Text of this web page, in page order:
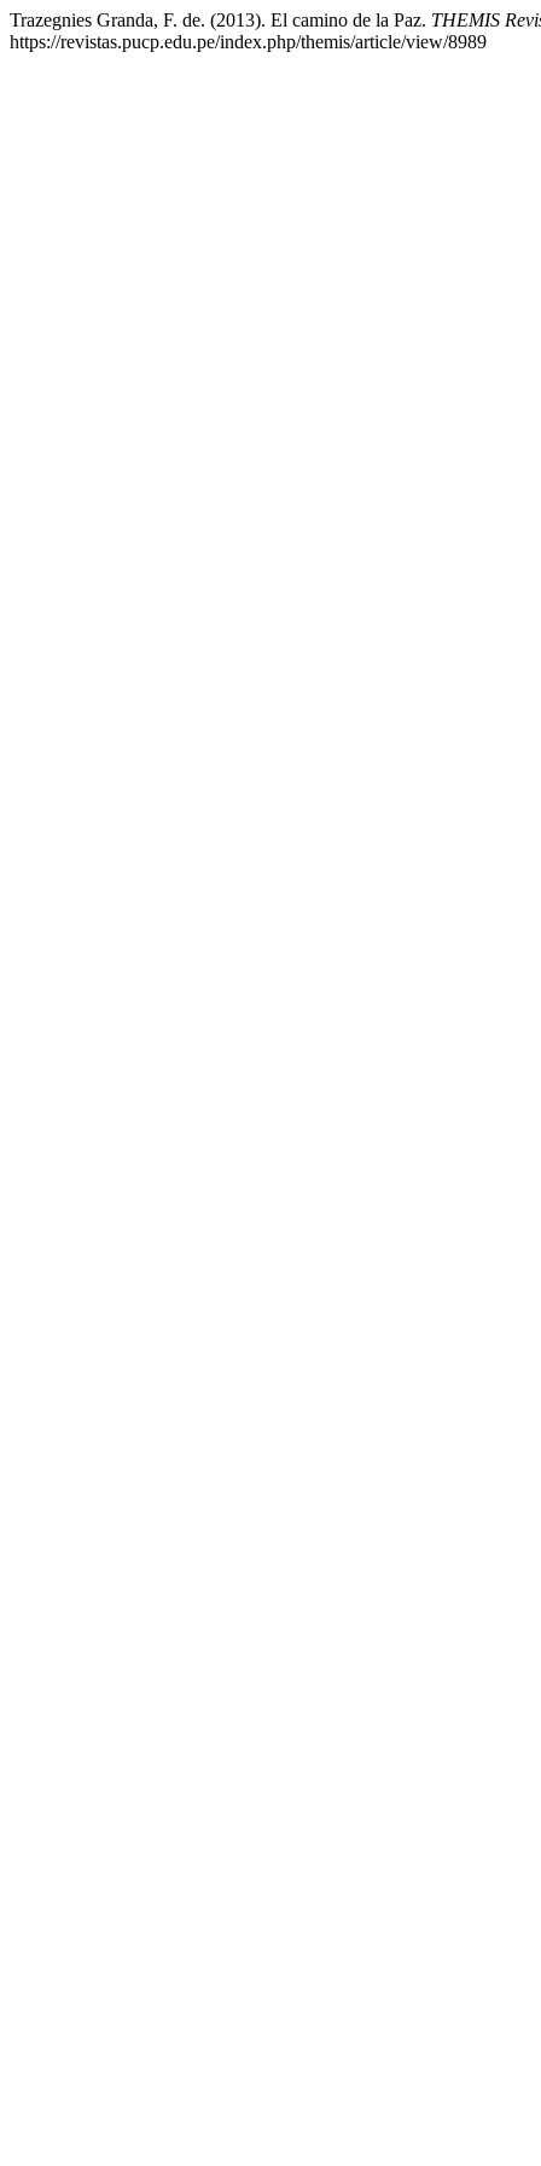
Trazegnies Granda, F. de. (2013). El camino de la Paz. THEMIS
https://revistas.pucp.edu.pe/index.php/themis/article/view/8989